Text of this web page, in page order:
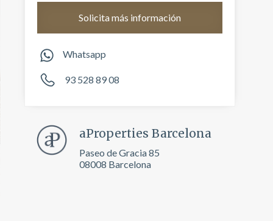
Whatsapp
93 528 89 08
aProperties Barcelona
Paseo de Gracia 85
08008 Barcelona